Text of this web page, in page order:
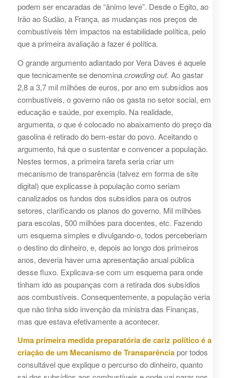
podem ser encaradas de “ânimo leve”. Desde o Egito, ao
Irão ao Sudão, a França, as mudanças nos preços de
combustíveis têm impactos na estabilidade política, pelo
que a primeira avaliação a fazer é política.
O grande argumento adiantado por Vera Daves é aquele
que tecnicamente se denominacrowding out. Ao gastar
2,8 a 3,7 mil milhões de euros, por ano em subsídios aos
combustíveis, o governo não os gasta no setor social, em
educação e saúde, por exemplo. Na realidade,
argumenta, o que é colocado no abaixamento do preço da
gasolina é retirado do bem-estar do povo. Aceitando o
argumento, há que o sustentar e convencer a população.
Nestes termos, a primeira tarefa seria criar um
mecanismo de transparência (talvez em forma de site
digital) que explicasse à população como seriam
canalizados os fundos dos subsídios para os outros
setores, clarificando os planos do governo. Mil milhões
para escolas, 500 milhões para docentes, etc. Fazendo
um esquema simples e divulgando-o, todos perceberiam
o destino do dinheiro, e, depois ao longo dos primeiros
anos, deveria haver uma apresentação anual pública
desse fluxo. Explicava-se com um esquema para onde
tinham ido as poupanças com a retirada dos subsídios
aos combustíveis. Consequentemente, a população veria
que não tinha sido invenção da ministra das Finanças,
mas que estava efetivamente a acontecer.
Uma primeira medida preparatória de cariz político é a
criação de um Mecanismo de Transparênciapor todos
consultável que explique o percurso do dinheiro, quanto